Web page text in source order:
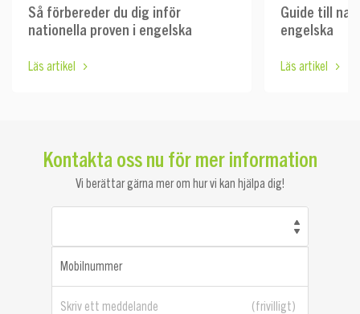
Så förbereder du dig inför
nationella proven i engelska
Läs artikel
Guide till
engelska
Läs artikel
Kontakta oss nu för mer information
Vi berättar gärna mer om hur vi kan hjälpa dig!
Mobilnummer
Skriv ett meddelande